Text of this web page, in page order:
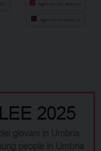
Agenda del vescovo
Agenda diocesana